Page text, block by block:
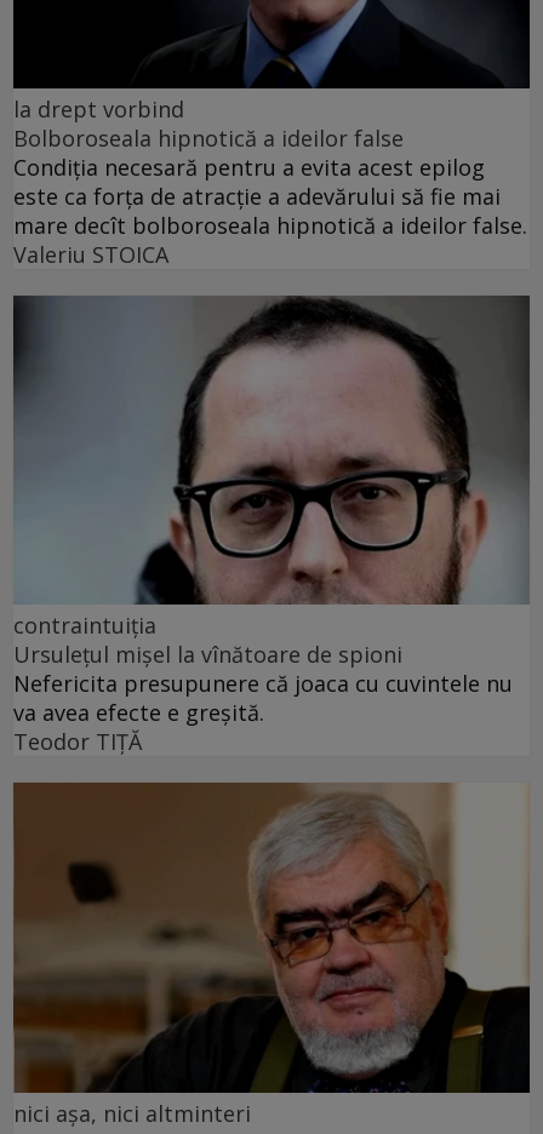
la drept vorbind
Bolboroseala hipnotică a ideilor false
Condiția necesară pentru a evita acest epilog
este ca forța de atracție a adevărului să fie mai
mare decît bolboroseala hipnotică a ideilor false.
Valeriu STOICA
contraintuiția
Ursulețul mișel la vînătoare de spioni
Nefericita presupunere că joaca cu cuvintele nu
va avea efecte e greșită.
Teodor TIŢĂ
nici așa, nici altminteri